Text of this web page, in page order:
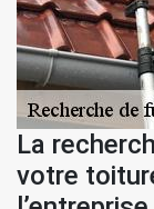
La
votre